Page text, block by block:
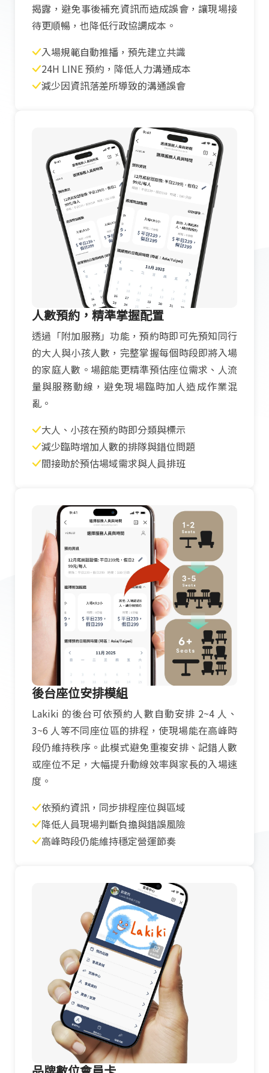
揭露，避免事後補充資訊而造成誤會，讓現場接
待更順暢，也降低行政協調成本。
入場規範自動推播，預先建立共識
24H LINE 預約，降低人力溝通成本
減少因資訊落差所導致的溝通誤會
人數預約，精準掌握配置
透過「附加服務」功能，預約時即可先預知同行
的大人與小孩人數，完整掌握每個時段即將入場
的家庭人數。場館能更精準預估座位需求、人流
量與服務動線，避免現場臨時加人造成作業混
亂。
大人、小孩在預約時即分類與標示
減少臨時增加人數的排隊與錯位問題
間接助於預估場域需求與人員排班
後台座位安排模組
Lakiki 的後台可依預約人數自動安排 2~4 人、
3~6 人等不同座位區的排程，使現場能在高峰時
段仍維持秩序。此模式避免重複安排、記錯人數
或座位不足，大幅提升動線效率與家長的入場速
度。
依預約資訊，同步排程座位與區域
降低人員現場判斷負擔與錯誤風險
高峰時段仍能維持穩定營運節奏